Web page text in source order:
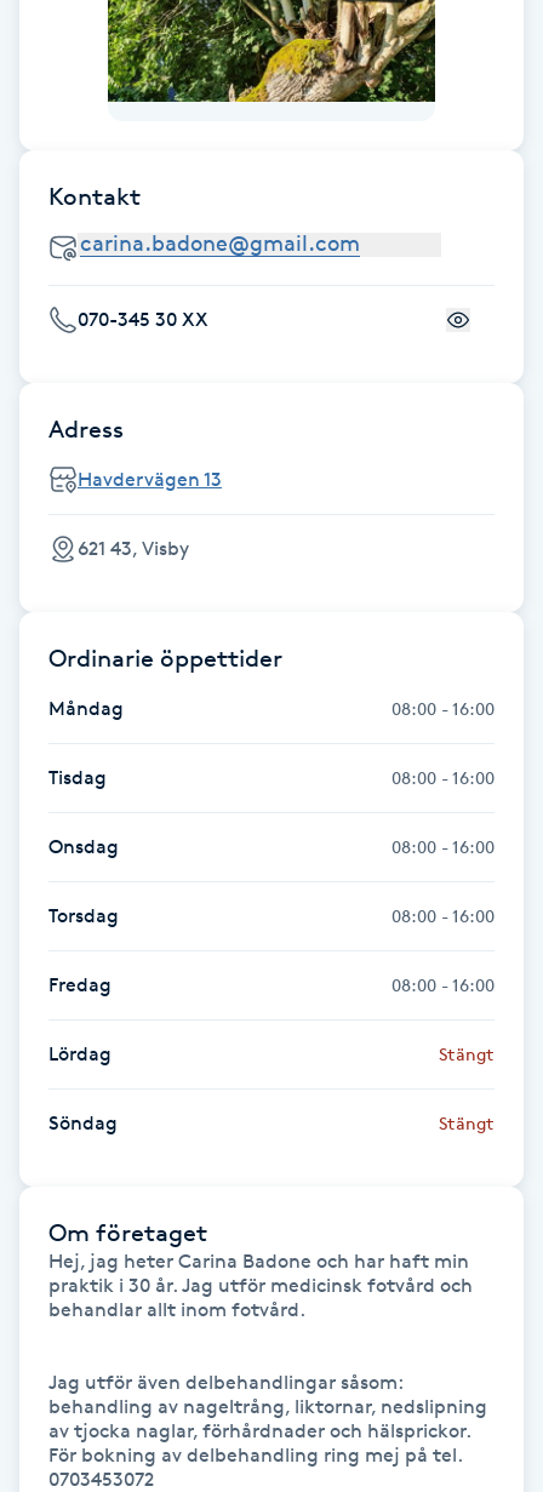
Face framing
Faceliftmassage
Fillers
Fotmassage
Fotsvamp
Fransar
Fransborttagning
Fransfärgning
Fransförlängning
Fransförlängning Megavolym
Fransförlängning Volym
Fransrengöring
Frekvensterapi
Friskvård
Friskvårdsmassage
Frisör
Kontakt
070-345 30 XX
Adress
Havdervägen 13
621 43, Visby
Ordinarie öppettider
Måndag 08:00 - 16:00
Tisdag 08:00 - 16:00
Onsdag 08:00 - 16:00
Torsdag 08:00 - 16:00
Fredag 08:00 - 16:00
Lördag Stängt
Söndag Stängt
Om företaget
Hej, jag heter Carina Badone och har haft min
praktik i 30 år. Jag utför medicinsk fotvård och
behandlar allt inom fotvård.
Jag utför även delbehandlingar såsom:
behandling av nageltrång, liktornar, nedslipning
av tjocka naglar, förhårdnader och hälsprickor.
För bokning av delbehandling ring mej på tel.
0703453072